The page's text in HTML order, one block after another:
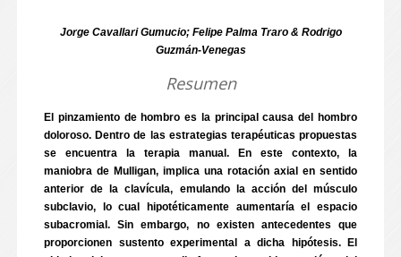
Jorge Cavallari Gumucio; Felipe Palma Traro & Rodrigo
Guzmán-Venegas
Resumen
El pinzamiento de hombro es la principal causa del hombro
doloroso. Dentro de las estrategias terapéuticas propuestas
se encuentra la terapia manual. En este contexto, la
maniobra de Mulligan, implica una rotación axial en sentido
anterior de la clavícula, emulando la acción del músculo
subclavio, lo cual hipotéticamente aumentaría el espacio
subacromial. Sin embargo, no existen antecedentes que
proporcionen sustento experimental a dicha hipótesis. El